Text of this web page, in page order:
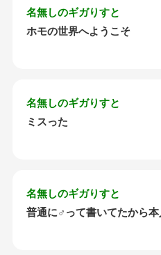
名無しのギガりすと
ホモの世界へようこそ
名無しのギガりすと
ミスった
名無しのギガりすと
普通に♂って書いてたから